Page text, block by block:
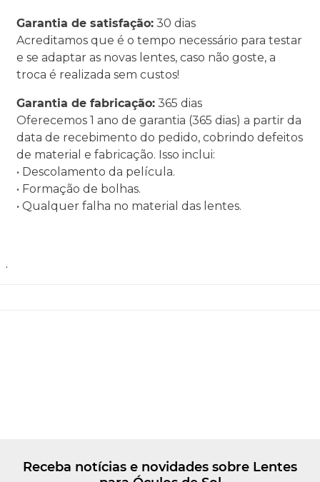
Garantia de satisfação: 30 dias
Acreditamos que é o tempo necessário para testar
e se adaptar as novas lentes, caso não goste, a
troca é realizada sem custos!
Garantia de fabricação: 365 dias
Oferecemos 1 ano de garantia (365 dias) a partir da
data de recebimento do pedido, cobrindo defeitos
de material e fabricação. Isso inclui:
• Descolamento da película.
• Formação de bolhas.
• Qualquer falha no material das lentes.
.
Receba notícias e novidades sobre Lentes